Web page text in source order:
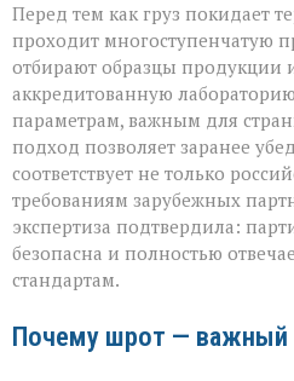
Перед тем как груз покидает
проходит многоступенчатую
отбирают образцы продукции
аккредитованную
параметрам, важным для
подход позволяет заранее
соответствует не только
требованиям зарубежных
экспертиза подтвердила:
безопасна и полностью
стандартам.
Почему шрот — важный